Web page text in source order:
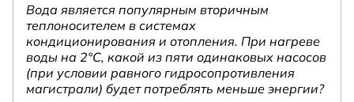
Вода является популярным вторичным
теплоносителем в системах
кондиционирования и отопления. При нагреве
воды на 2°С, какой из пяти одинаковых насосов
(при условии равного гидросопротивления
магистрали) будет потреблять меньше энергии?